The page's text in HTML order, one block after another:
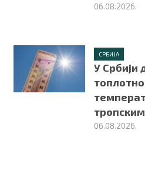
06.08.2026.
СРБИЈА
У Србији
06.08.2026.